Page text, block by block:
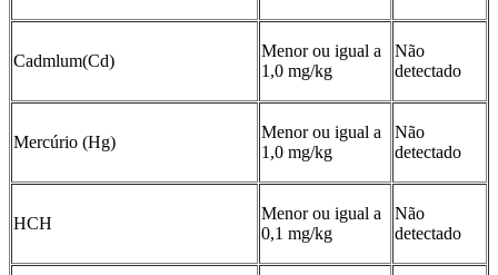
Cadmlum(Cd)
Menor ou igual a
1,0 mg/kg
Não
detectado
Mercúrio (Hg)
Menor ou igual a
1,0 mg/kg
Não
detectado
HCH
Menor ou igual a
0,1 mg/kg
Não
detectado